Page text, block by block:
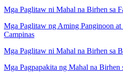
Mga Paglitaw ni Mahal na Birhen sa
Mga Paglitaw ng Aming Panginoon at
Campinas
Mga Paglitaw ni Mahal na Birhen sa
Mga Pagpapakita ng Mahal na Birhen